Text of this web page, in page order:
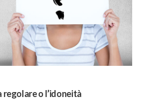
regolare o l’idoneità